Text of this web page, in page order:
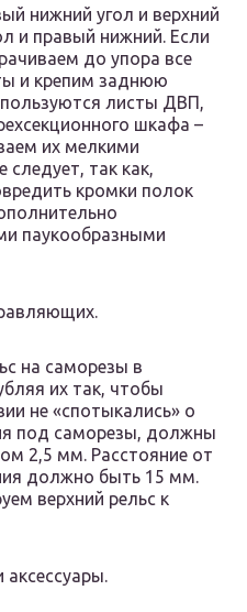
нижний угол и верхний
и правый нижний. Если
до упора все
и крепим заднюю
листы ДВП,
шкафа –
их мелкими
следует, так как,
кромки полок
паукообразными
на саморезы в
их так, чтобы
не «спотыкались» о
под саморезы, должны
2,5 мм. Расстояние от
должно быть 15 мм.
верхний рельс к